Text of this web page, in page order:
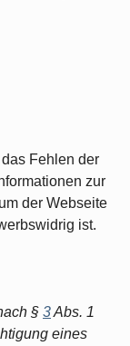
Fehlen der
zur
der Webseite
ist.
§ 3Abs. 1
eines